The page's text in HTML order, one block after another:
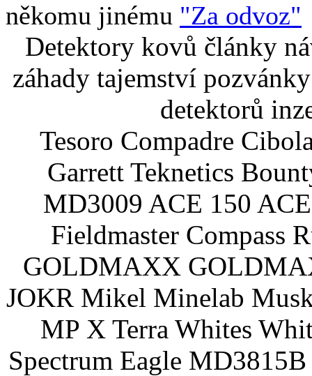
někomu jinému "Za odvoz"
Detektory kovů články
záhady tajemství
detektorů
Tesoro Compadre
Garrett Teknetics
MD3009 ACE 150
Fieldmaster Compass
GOLDMAXX
JOKR Mikel Minelab
MP X Terra Whites
Spectrum Eagle